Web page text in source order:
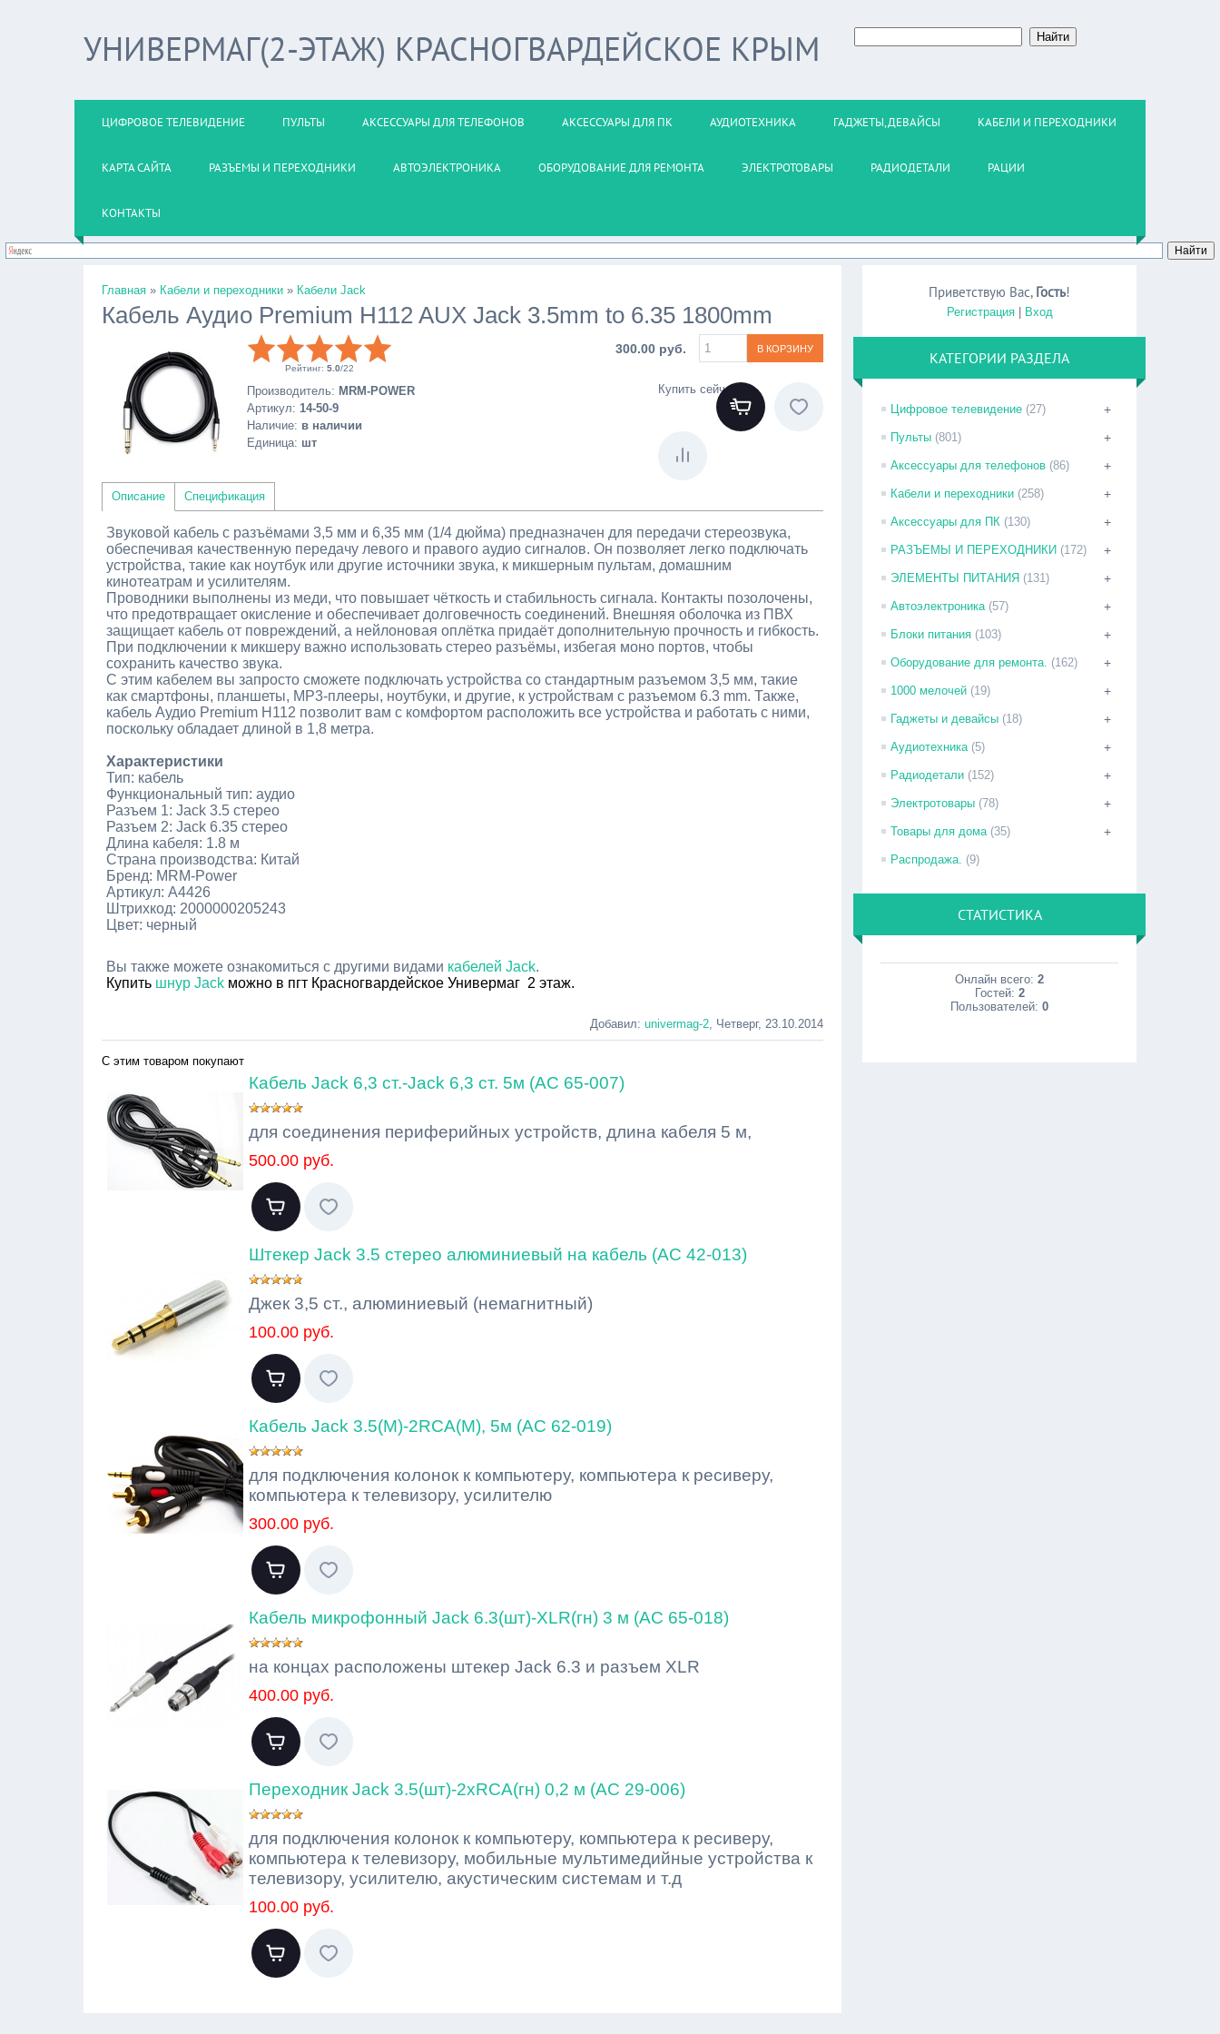
УНИВЕРМАГ(2-ЭТАЖ) КРАСНОГВАРДЕЙСКОЕ КРЫМ
ЦИФРОВОЕ ТЕЛЕВИДЕНИЕ ПУЛЬТЫ АКСЕССУАРЫ ДЛЯ ТЕЛЕФОНОВ АКСЕССУАРЫ ДЛЯ ПК АУДИОТЕХНИКА ГАДЖЕТЫ,ДЕВАЙСЫ КАБЕЛИ И ПЕРЕХОДНИКИ
КАРТА САЙТА РАЗЪЕМЫ И ПЕРЕХОДНИКИ АВТОЭЛЕКТРОНИКА ОБОРУДОВАНИЕ ДЛЯ РЕМОНТА ЭЛЕКТРОТОВАРЫ РАДИОДЕТАЛИ РАЦИИ
КОНТАКТЫ
Главная » Кабели и переходники » Кабели Jack
Кабель Аудио Premium H112 AUX Jack 3.5mm to 6.35 1800mm
Рейтинг: 5.0/22
300.00 руб.
Производитель: MRM-POWER
Артикул: 14-50-9
Наличие: в наличии
Единица: шт
Купить сейчас
Описание Спецификация
Звуковой кабель с разъёмами 3,5 мм и 6,35 мм (1/4 дюйма) предназначен для передачи стереозвука,
обеспечивая качественную передачу левого и правого аудио сигналов. Он позволяет легко подключать
устройства, такие как ноутбук или другие источники звука, к микшерным пультам, домашним
кинотеатрам и усилителям.
Проводники выполнены из меди, что повышает чёткость и стабильность сигнала. Контакты позолочены,
что предотвращает окисление и обеспечивает долговечность соединений. Внешняя оболочка из ПВХ
защищает кабель от повреждений, а нейлоновая оплётка придаёт дополнительную прочность и гибкость.
При подключении к микшеру важно использовать стерео разъёмы, избегая моно портов, чтобы
сохранить качество звука.
С этим кабелем вы запросто сможете подключать устройства со стандартным разъемом 3,5 мм, такие
как смартфоны, планшеты, MP3-плееры, ноутбуки, и другие, к устройствам с разъемом 6.3 mm. Также,
кабель Аудио Premium H112 позволит вам с комфортом расположить все устройства и работать с ними,
поскольку обладает длиной в 1,8 метра.
Характеристики
Тип: кабель
Функциональный тип: аудио
Разъем 1: Jack 3.5 стерео
Разъем 2: Jack 6.35 стерео
Длина кабеля: 1.8 м
Страна производства: Китай
Бренд: MRM-Power
Артикул: A4426
Штрихкод: 2000000205243
Цвет: черный
Вы также можете ознакомиться с другими видами кабелей Jack.
Купить шнур Jack можно в пгт Красногвардейское Универмаг 2 этаж.
Добавил:univermag-2, Четверг, 23.10.2014
С этим товаром покупают
Кабель Jack 6,3 ст.-Jack 6,3 ст. 5м (AC 65-007)
для соединения периферийных устройств, длина кабеля 5 м,
500.00 руб.
Штекер Jack 3.5 стерео алюминиевый на кабель (AC 42-013)
Джек 3,5 ст., алюминиевый (немагнитный)
100.00 руб.
Кабель Jack 3.5(M)-2RCA(M), 5м (AC 62-019)
для подключения колонок к компьютеру, компьютера к ресиверу,
компьютера к телевизору, усилителю
300.00 руб.
Кабель микрофонный Jack 6.3(шт)-XLR(гн) 3 м (AC 65-018)
на концах расположены штекер Jack 6.3 и разъем XLR
400.00 руб.
Переходник Jack 3.5(шт)-2xRCA(гн) 0,2 м (AC 29-006)
для подключения колонок к компьютеру, компьютера к ресиверу,
компьютера к телевизору, мобильные мультимедийные устройства к
телевизору, усилителю, акустическим системам и т.д
100.00 руб.
Приветствую Вас, Гость!
Регистрация| Вход
КАТЕГОРИИ РАЗДЕЛА
+
Цифровое телевидение (27)
+
Пульты (801)
+
Аксессуары для телефонов (86)
+
Кабели и переходники (258)
+
Аксессуары для ПК (130)
+
РАЗЪЕМЫ И ПЕРЕХОДНИКИ (172)
+
ЭЛЕМЕНТЫ ПИТАНИЯ (131)
+
Автоэлектроника (57)
+
Блоки питания (103)
+
Оборудование для ремонта. (162)
+
1000 мелочей (19)
+
Гаджеты и девайсы (18)
+
Аудиотехника (5)
+
Радиодетали (152)
+
Электротовары (78)
+
Товары для дома (35)
Распродажа. (9)
СТАТИСТИКА
Онлайн всего:2
Гостей: 2
Пользователей:0